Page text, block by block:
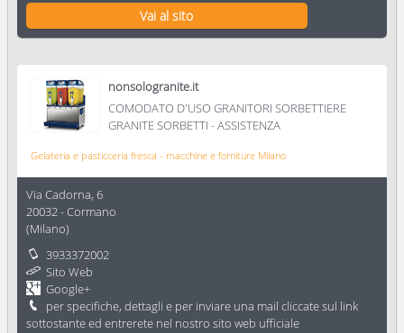
Vai al sito
nonsologranite.it
COMODATO D'USO GRANITORI SORBETTIERE
GRANITE SORBETTI - ASSISTENZA
Gelateria e pasticceria fresca - macchine e forniture Milano
Via Cadorna, 6
20032-Cormano
(Milano)
3933372002
Sito Web
Google+
per specifiche, dettagli e per inviare una mail cliccate sul link
sottostante ed entrerete nel nostro sito web ufficiale